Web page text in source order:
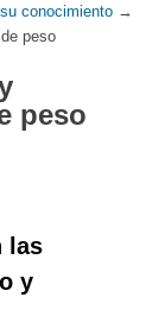
conocimiento →
peso
peso
las
y